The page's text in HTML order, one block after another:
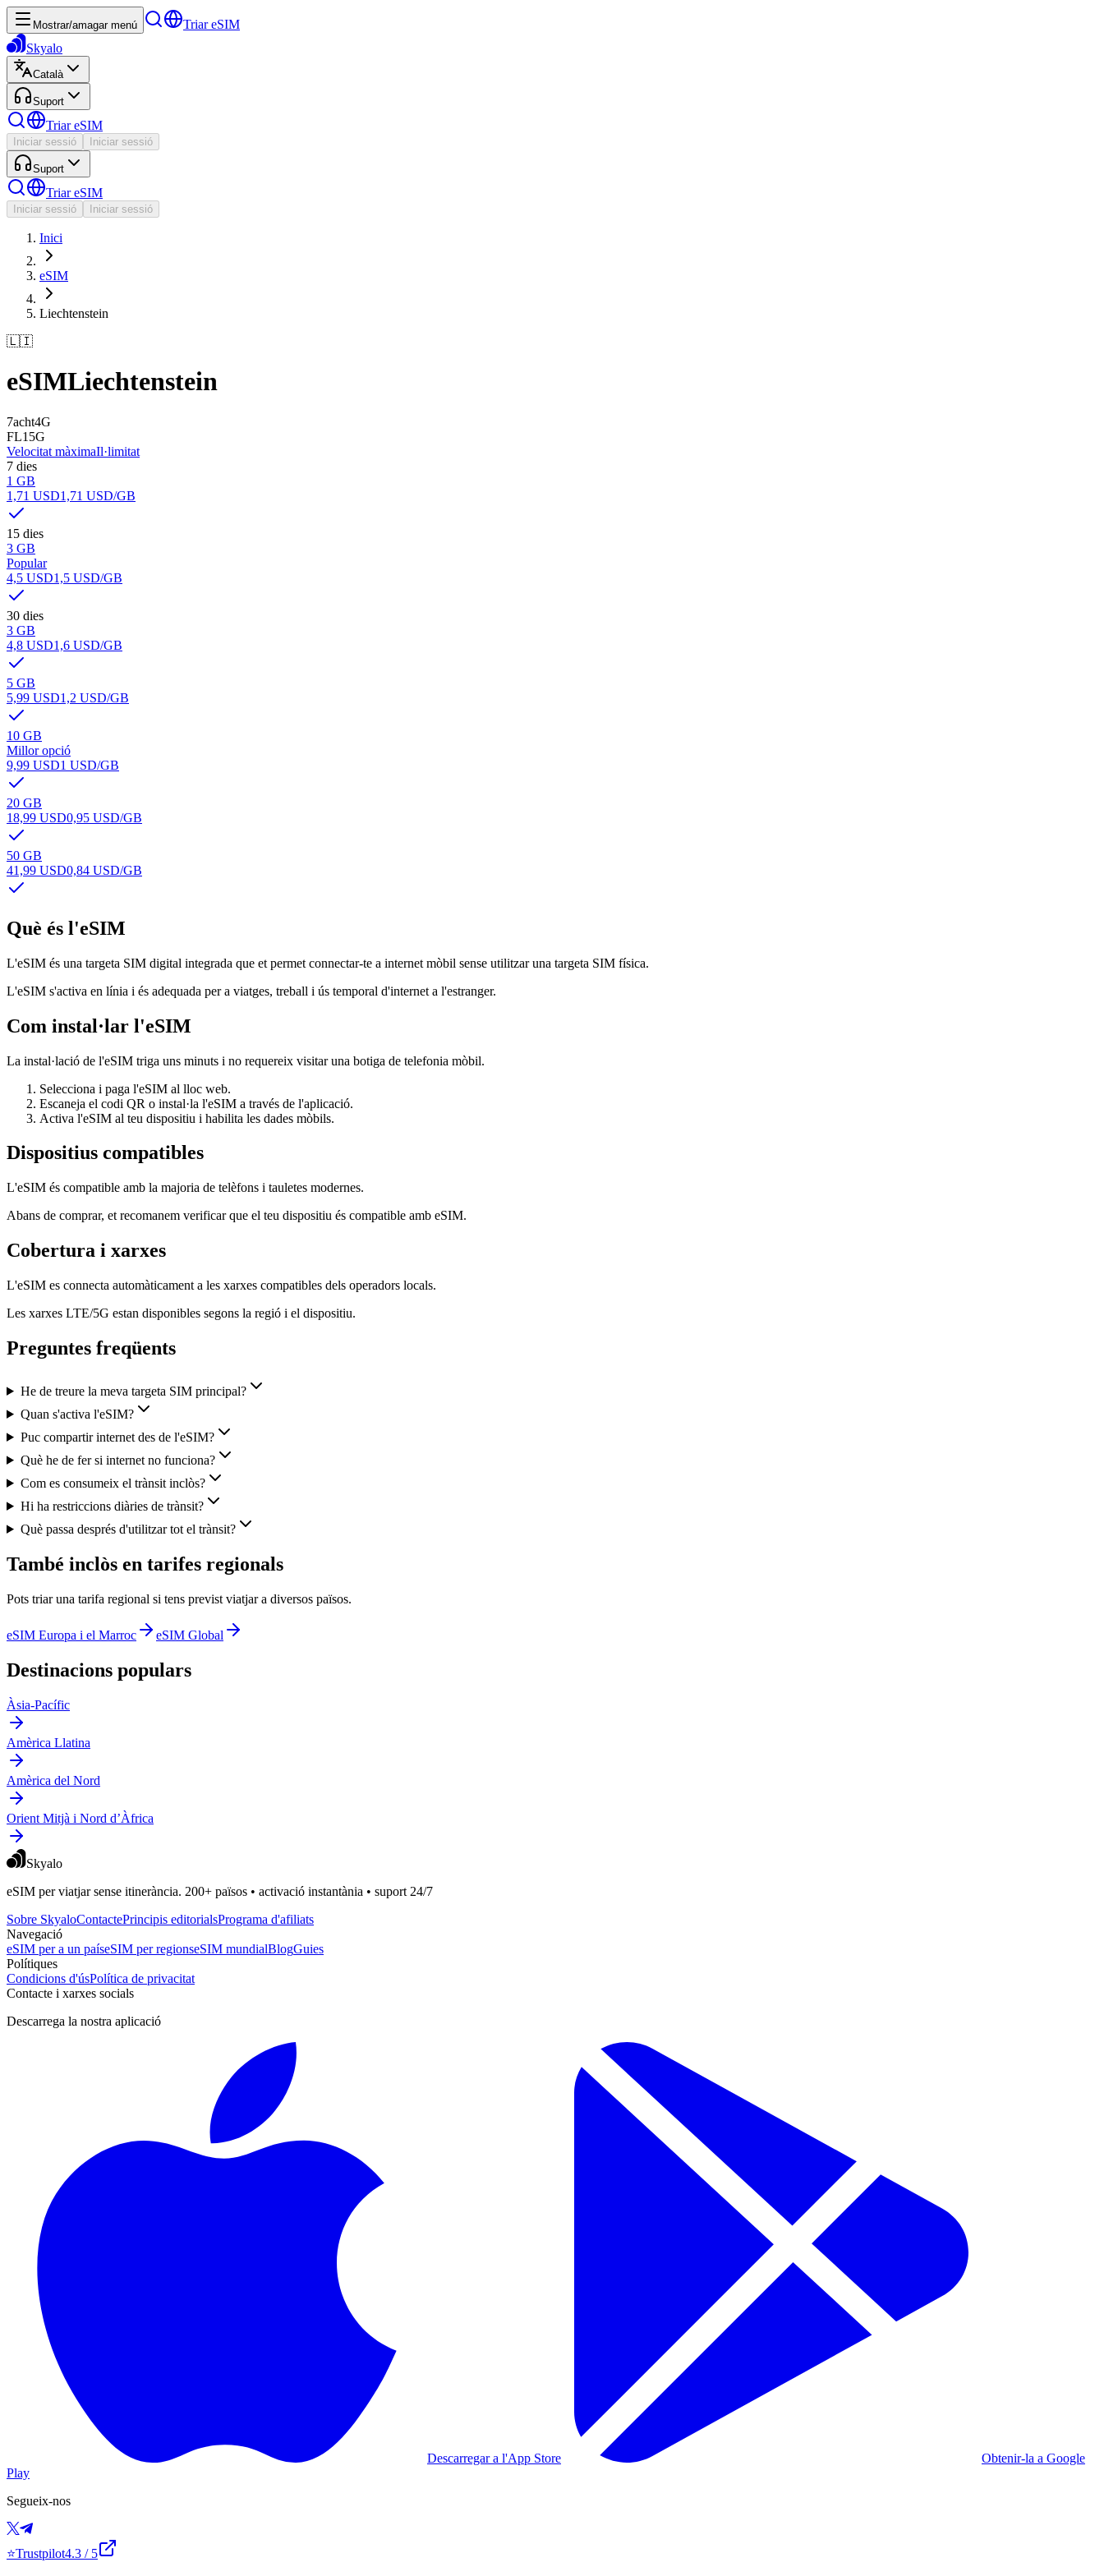
Mostrar/amagar menú
Triar eSIM
Skyalo
Català
Suport
Triar eSIM
Iniciar sessió Iniciar sessió
Suport
Triar eSIM
Iniciar sessió Iniciar sessió
Inici
eSIM
Liechtenstein
🇱🇮
eSIMLiechtenstein
7acht4G
FL1 5G
Velocitat màximaIl·limitat
7 dies
1 GB
1,71 USD1,71 USD/GB
15 dies
3 GB
Popular
4,5 USD1,5 USD/GB
30 dies
3 GB
4,8 USD1,6 USD/GB
5 GB
5,99 USD1,2 USD/GB
10 GB
Millor opció
9,99 USD1 USD/GB
20 GB
18,99 USD0,95 USD/GB
50 GB
41,99 USD0,84 USD/GB
Què és l'eSIM
L'eSIM és una targeta SIM digital integrada que et permet connectar-te a internet mòbil sense utilitzar una targeta SIM física.
L'eSIM s'activa en línia i és adequada per a viatges, treball i ús temporal d'internet a l'estranger.
Com instal·lar l'eSIM
La instal·lació de l'eSIM triga uns minuts i no requereix visitar una botiga de telefonia mòbil.
Selecciona i paga l'eSIM al lloc web.
Escaneja el codi QR o instal·la l'eSIM a través de l'aplicació.
Activa l'eSIM al teu dispositiu i habilita les dades mòbils.
Dispositius compatibles
L'eSIM és compatible amb la majoria de telèfons i tauletes modernes.
Abans de comprar, et recomanem verificar que el teu dispositiu és compatible amb eSIM.
Cobertura i xarxes
L'eSIM es connecta automàticament a les xarxes compatibles dels operadors locals.
Les xarxes LTE/5G estan disponibles segons la regió i el dispositiu.
Preguntes freqüents
He de treure la meva targeta SIM principal?
Quan s'activa l'eSIM?
Puc compartir internet des de l'eSIM?
Què he de fer si internet no funciona?
Com es consumeix el trànsit inclòs?
Hi ha restriccions diàries de trànsit?
Què passa després d'utilitzar tot el trànsit?
També inclòs en tarifes regionals
Pots triar una tarifa regional si tens previst viatjar a diversos països.
eSIM Europa i el Marroc eSIM Global
Destinacions populars
Àsia-Pacífic
Amèrica Llatina
Amèrica del Nord
Orient Mitjà i Nord d’Àfrica
Skyalo
eSIM per viatjar sense itinerància. 200+ països • activació instantània • suport 24/7
Sobre SkyaloContactePrincipis editorialsPrograma d'afiliats
Navegació
eSIM per a un paíseSIM per regionseSIM mundialBlogGuies
Polítiques
Condicions d'úsPolítica de privacitat
Contacte i xarxes socials
Descarrega la nostra aplicació
Descarregar a l'App Store
Obtenir-la a Google
Play
Segueix-nos
⭐Trustpilot4.3 / 5